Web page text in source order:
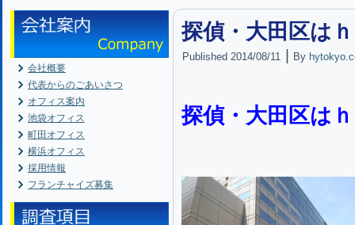
会社概要
代表からのごあいさつ
オフィス案内
池袋オフィス
町田オフィス
横浜オフィス
採用情報
フランチャイズ募集
探偵・大田区は
Published 2014/08/11 By
探偵・大田区は